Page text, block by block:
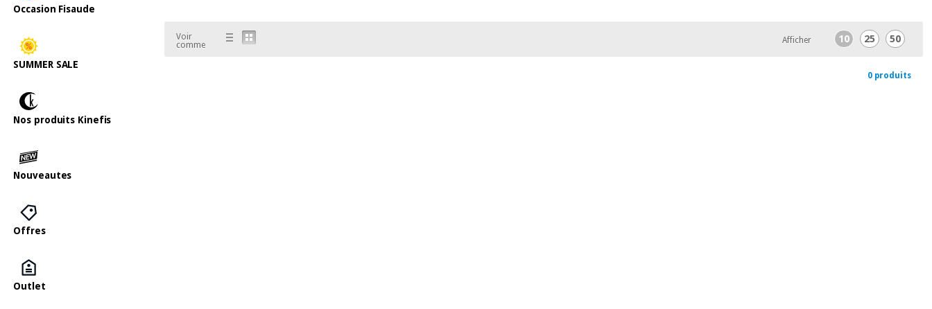
Occasion Fisaude
SUMMER SALE
Nos produits Kinefis
Nouveautes
Offres
Outlet
Voir
comme
Afficher 10 25 50
0 produits